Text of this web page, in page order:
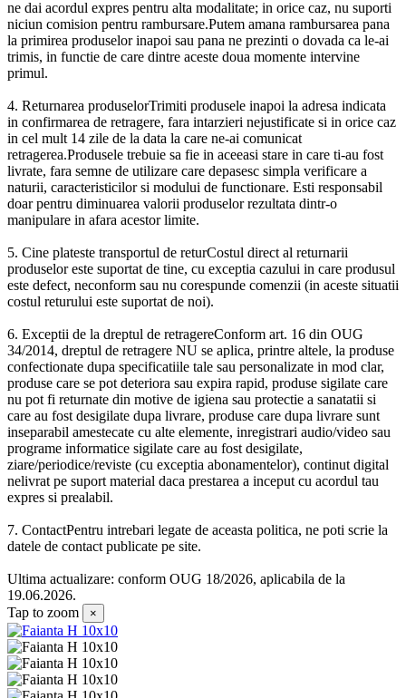
ne dai acordul expres pentru alta modalitate; in orice caz, nu suporti
niciun comision pentru rambursare.Putem amana rambursarea pana
la primirea produselor inapoi sau pana ne prezinti o dovada ca le-ai
trimis, in functie de care dintre aceste doua momente intervine
primul.
4. Returnarea produselorTrimiti produsele inapoi la adresa indicata
in confirmarea de retragere, fara intarzieri nejustificate si in orice caz
in cel mult 14 zile de la data la care ne-ai comunicat
retragerea.Produsele trebuie sa fie in aceeasi stare in care ti-au fost
livrate, fara semne de utilizare care depasesc simpla verificare a
naturii, caracteristicilor si modului de functionare. Esti responsabil
doar pentru diminuarea valorii produselor rezultata dintr-o
manipulare in afara acestor limite.
5. Cine plateste transportul de returCostul direct al returnarii
produselor este suportat de tine, cu exceptia cazului in care produsul
este defect, neconform sau nu corespunde comenzii (in aceste situatii
costul returului este suportat de noi).
6. Exceptii de la dreptul de retragereConform art. 16 din OUG
34/2014, dreptul de retragere NU se aplica, printre altele, la produse
confectionate dupa specificatiile tale sau personalizate in mod clar,
produse care se pot deteriora sau expira rapid, produse sigilate care
nu pot fi returnate din motive de igiena sau protectie a sanatatii si
care au fost desigilate dupa livrare, produse care dupa livrare sunt
inseparabil amestecate cu alte elemente, inregistrari audio/video sau
programe informatice sigilate care au fost desigilate,
ziare/periodice/reviste (cu exceptia abonamentelor), continut digital
nelivrat pe suport material daca prestarea a inceput cu acordul tau
expres si prealabil.
7. ContactPentru intrebari legate de aceasta politica, ne poti scrie la
datele de contact publicate pe site.
Ultima actualizare: conform OUG 18/2026, aplicabila de la
19.06.2026.
Tap to zoom
×